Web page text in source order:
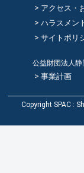
アクセス・
ハラスメン
サイトポリ
公益財団法人
事業計画
Copyright SPAC :